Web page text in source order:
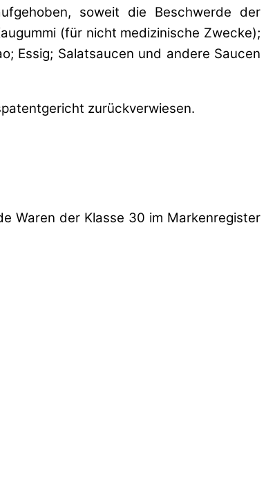
soweit die Beschwerde der
(für nicht medizinische Zwecke);
Essig; Salatsaucen und andere Saucen
zurückverwiesen.
Waren der Klasse 30 im Markenregister